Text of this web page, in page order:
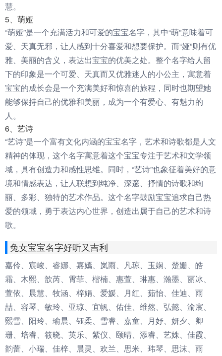
慧。
5、萌娅
“萌娅”是一个充满活力和可爱的宝宝名字，其中“萌”意味着可
爱、天真无邪，让人感到十分喜爱和想要保护。而“娅”则有优
雅、美丽的含义，表达出宝宝的优美之处。整个名字给人留
下的印象是一个可爱、天真而又优雅迷人的小公主，寓意着
宝宝的成长会是一个充满美好和惊喜的旅程，同时也期望她
能够保持自己的优雅和美丽，成为一个有爱心、有魅力的
人。
6、艺诗
“艺诗”是一个富有文化内涵的宝宝名字，艺术和诗歌都是人文
精神的体现，这个名字寓意着这个宝宝专注于艺术和文学领
域，具有创造力和感性思维。同时，“艺诗”也象征着美好的意
境和情感表达，让人联想到纯净、深邃、抒情的诗歌和绚
丽、多彩、独特的艺术作品。这个名字鼓励宝宝追求自己热
爱的领域，勇于表达内心世界，创造出属于自己的艺术和诗
歌。
兔女宝宝名字好听又吉利
嘉伶、宸峻、睿娜、嘉嫣、岚雨、凡琼、玉娴、楚姗、皓
霜、木熙、歆芮、霄菲、楷楠、惠萱、琳惠、瀚墨、丽冰、
萱依、晨慧、牧涵、梓娟、爱媛、月红、茹怡、佳迪、雨
喆、容琴、敏玲、亚琼、宜帆、佑佳、维然、弘懿、渝宸、
熙雪、阳玲、瑜晨、钰柔、雪睿、嘉童、月妤、妍夕、卿
珊、培睿、筱晓、英乐、紫仪、颐晴、添睿、艺姝、佳霞、
韵蕾、小瑞、佳梓、晨灵、欢兰、思米、玮琴、思沫、雨